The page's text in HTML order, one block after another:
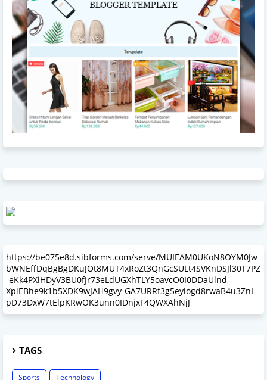
https://be075e8d.sibforms.com/serve/MUIEAM0UKoN8OYM0Jw
bWNEffDqBgBgDKuJOt8MUT4xRoZt3QnGcSULt4SVKnDSJl30T7PZ
-eKk4PXiHDyV3BU0fJr73eLdUGXhTLY5oavcO0I0DDaUlnd-
XplEBhe9k1b5XDK9wJAH9gvy-GA7URRf3g5eyiogd8rwaB4u3ZnL-
pD73DxW7tElpKRwOK3unn0IDnjxF4QWXAhNjJ
TAGS
Sports Technology